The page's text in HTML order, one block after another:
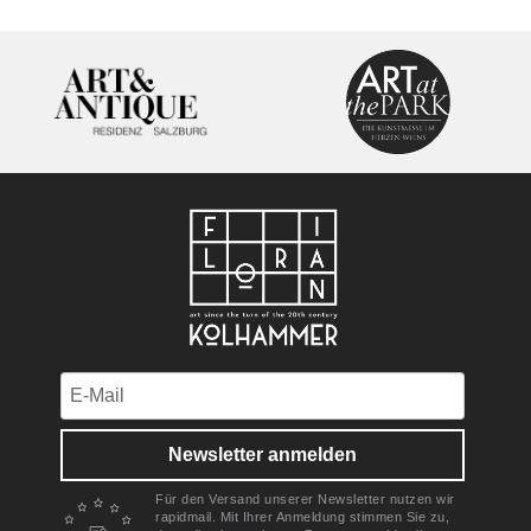
Newsletter anmelden
Für den Versand unserer Newsletter nutzen wir
rapidmail. Mit Ihrer Anmeldung stimmen Sie zu,